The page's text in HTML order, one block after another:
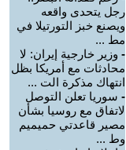
رجل يتحدى واقعه
ويصنع خبز التورتيلا في
مط ...
- وزير خارجية إيران: لا
محادثات مع أمريكا بظل
انتهاك مذكرة الت ...
- سوريا تعلن التوصل
لاتفاق مع روسيا بشأن
مصير قاعدتي حميميم
وط ...